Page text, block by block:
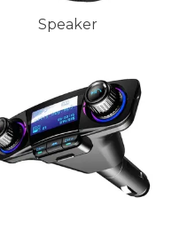
Speaker